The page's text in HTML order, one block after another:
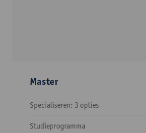
Master
Specialiseren: 3 opties
Studieprogramma